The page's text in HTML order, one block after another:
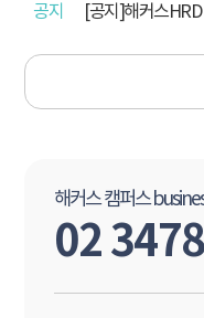
공지
해커스 캠퍼스
02